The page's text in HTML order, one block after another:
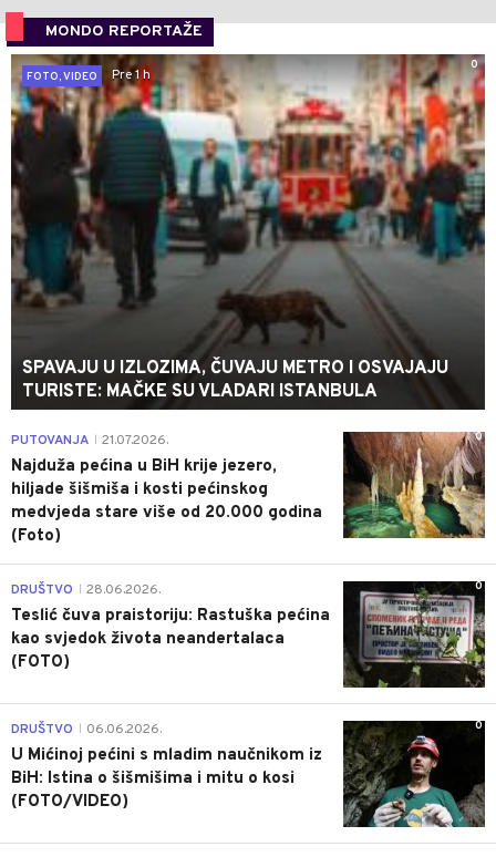
MONDO REPORTAŽE
0
FOTO, VIDEO
Pre 1 h
SPAVAJU U IZLOZIMA, ČUVAJU METRO I OSVAJAJU
TURISTE: MAČKE SU VLADARI ISTANBULA
0
PUTOVANJA 21.07.2026.
Najduža pećina u BiH krije jezero,
hiljade šišmiša i kosti pećinskog
medvjeda stare više od 20.000 godina
(Foto)
0
DRUŠTVO 28.06.2026.
Teslić čuva praistoriju: Rastuška pećina
kao svjedok života neandertalaca
(FOTO)
0
DRUŠTVO 06.06.2026.
U Mićinoj pećini s mladim naučnikom iz
BiH: Istina o šišmišima i mitu o kosi
(FOTO/VIDEO)